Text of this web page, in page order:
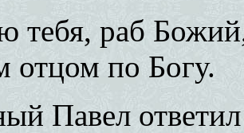
тебя, раб
отцом по Богу.
Павел